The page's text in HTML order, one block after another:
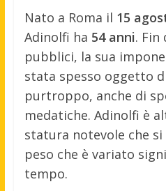
Nato a Roma il 15
Adinolfi ha 54 anni. Fin
pubblici, la sua
stata spesso oggetto
purtroppo, anche di
medatiche. Adinolfi è
statura notevole che si
peso che è variato
tempo.